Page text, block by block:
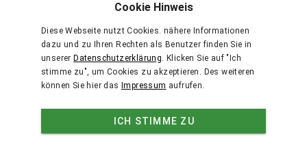
Cookie Hinweis
Diese Webseite nutzt Cookies. nähere Informationen
dazu und zu Ihren Rechten als Benutzer finden Sie in
unserer Datenschutzerklärung. Klicken Sie auf "Ich
stimme zu", um Cookies zu akzeptieren. Des weiteren
können Sie hier das Impressum aufrufen.
ICH STIMME ZU